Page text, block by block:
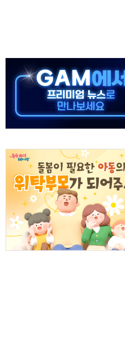
50.30% 정청래 41.94% 송영길 7.76%
논란…이틀만에 철거
원 최대 33% 감축
감소한 9.4%↓…유통업계 양극화 심화
비아 대통령 취임식 참석
강한 비...호우 피해 없어